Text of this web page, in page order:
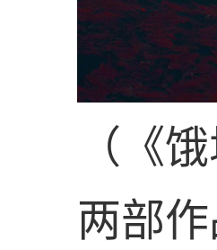
（《
两部